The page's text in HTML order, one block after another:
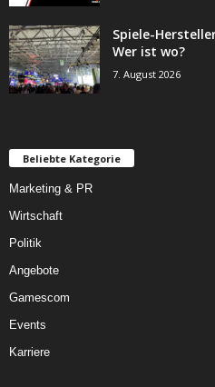
Spiele-
Wer ist wo?
7. August 2026
Beliebte Kategorie
Marketing & PR
Wirtschaft
Politik
Angebote
Gamescom
Events
Karriere